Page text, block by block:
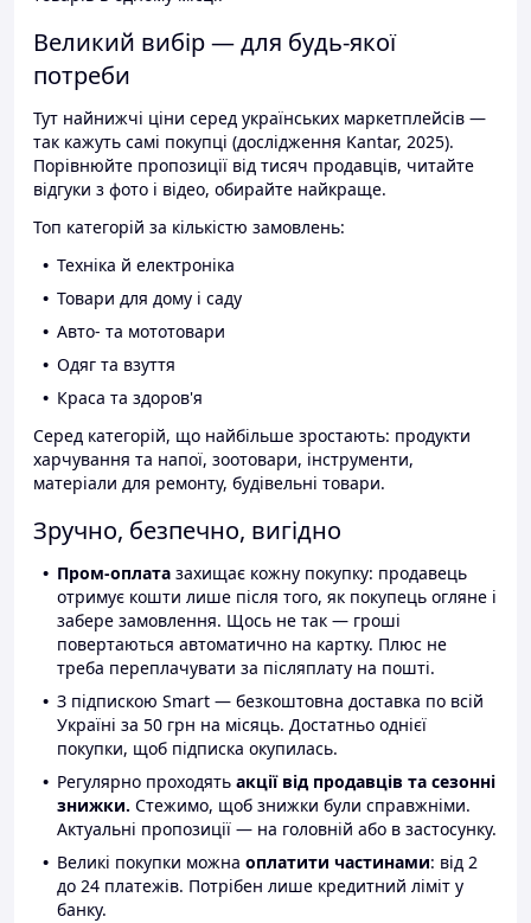
Великий вибір — для будь-якої
потреби
Тут найнижчі ціни серед українських маркетплейсів —
так кажуть самі покупці (дослідження Kantar, 2025).
Порівнюйте пропозиції від тисяч продавців, читайте
відгуки з фото і відео, обирайте найкраще.
Топ категорій за кількістю замовлень:
Техніка й електроніка
Товари для дому і саду
Авто- та мототовари
Одяг та взуття
Краса та здоров'я
Серед категорій, що найбільше зростають: продукти
харчування та напої, зоотовари, інструменти,
матеріали для ремонту, будівельні товари.
Зручно, безпечно, вигідно
Пром-оплата захищає кожну покупку: продавець
отримує кошти лише після того, як покупець огляне і
забере замовлення. Щось не так — гроші
повертаються автоматично на картку. Плюс не
треба переплачувати за післяплату на пошті.
З підпискою Smart — безкоштовна доставка по всій
Україні за 50 грн на місяць. Достатньо однієї
покупки, щоб підписка окупилась.
Регулярно проходять акції від продавців та сезонні
знижки. Стежимо, щоб знижки були справжніми.
Актуальні пропозиції — на головній або в застосунку.
Великі покупки можна оплатити частинами: від 2
до 24 платежів. Потрібен лише кредитний ліміт у
банку.